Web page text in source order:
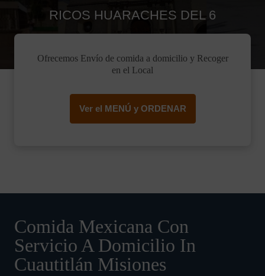
RICOS HUARACHES DEL 6
Ofrecemos Envío de comida a domicilio y Recoger
en el Local
Ver el MENÚ y ORDENAR
Comida Mexicana Con
Servicio A Domicilio In
Cuautitlán Misiones